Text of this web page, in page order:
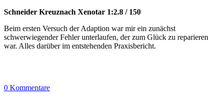
Schneider Kreuznach Xenotar 1:2.8 / 150
Beim ersten Versuch der Adaption war mir ein zunächst
schwerwiegender Fehler unterlaufen, der zum Glück zu reparieren
war. Alles darüber im entstehenden Praxisbericht.
0 Kommentare